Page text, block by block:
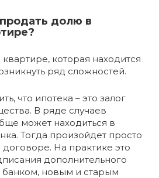
долю в
которая находится
ряд сложностей.
что ипотека – это залог
В ряде случаев
может находиться в
Тогда произойдет просто
На практике это
дополнительного
новым и старым